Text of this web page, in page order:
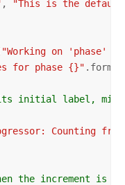
,
"This is the default
"Working on 'phase'
for phase {}"
its initial label, min,
Counting
the increment